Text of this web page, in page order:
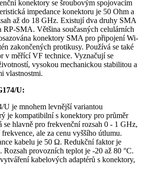
konektory se šroubovým spojovacím
impedance konektoru je 50 Ohm a
až do 18 GHz. Existují dva druhy SMA
RP-SMA. Většina současných celulárních
konektory SMA pro připojeníWi-
zakončených protikusy. Používá se také
v měřící VF technice. Vyznačují se
vysokou mechanickou stabilitou a
vlastnostmi.
U:
U je mnohem levnější variantou
je kompatibilní s konektory pro průměr
se hlavně pro frekvenční rozsah 0 - 1 GHz,
frekvence, ale za cenu vyššího útlumu.
kabelu je 50 Ω. Redukční faktor je
Rozsah provozních teplot je -20 až 80 °C.
kabelových adaptérů s konektory,